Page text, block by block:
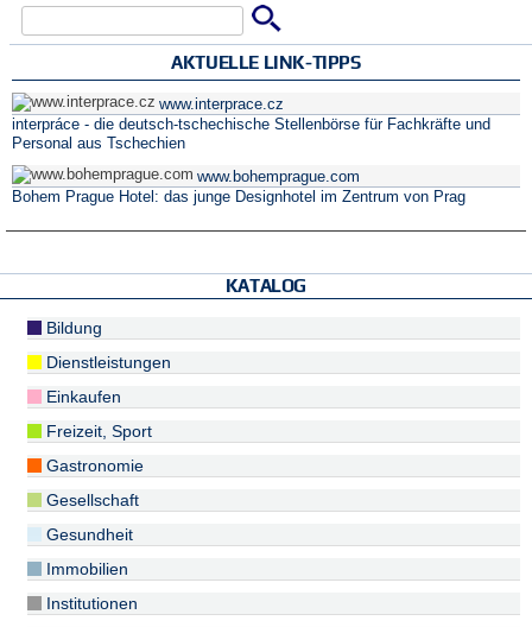
AKTUELLE LINK-TIPPS
www.interprace.cz
interpráce - die deutsch-tschechische Stellenbörse für Fachkräfte und
Personal aus Tschechien
www.bohemprague.com
Bohem Prague Hotel: das junge Designhotel im Zentrum von Prag
KATALOG
Bildung
Dienstleistungen
Einkaufen
Freizeit, Sport
Gastronomie
Gesellschaft
Gesundheit
Immobilien
Institutionen